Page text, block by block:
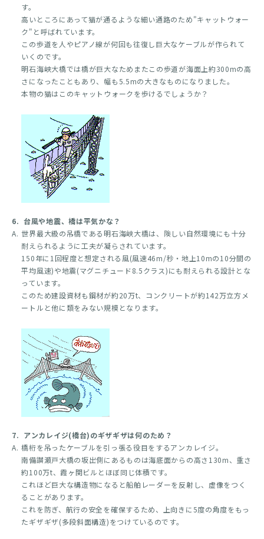
す。
高いところにあって猫が通るような細い通路のため"キャットウォー
ク"と呼ばれています。
この歩道を人やピアノ線が何回も往復し巨大なケーブルが作られて
いくのです。
明石海峡大橋では橋が巨大なためまたこの歩道が海面上約300mの高
さになったこともあり、幅も5.5mの大きなものになりました。
本物の猫はこのキャットウォークを歩けるでしょうか？
6. 台風や地震、橋は平気かな？
A. 世界最大級の吊橋である明石海峡大橋は、険しい自然環境にも十分
耐えられるように工夫が凝らされています。
150年に1回程度と想定される風(風速46m/秒・地上10mの10分間の
平均風速)や地震(マグニチュード8.5クラス)にも耐えられる設計とな
っています。
このため建設資材も鋼材が約20万t、コンクリートが約142万立方メ
ートルと他に類をみない規模となります。
7. アンカレイジ(橋台)のギザギザは何のため？
A. 橋桁を吊ったケーブルを引っ張る役目をするアンカレイジ。
南備讃瀬戸大橋の坂出側にあるものは海底面からの高さ130m、重さ
約100万t、霞ヶ関ビルとほぼ同じ体積です。
これほど巨大な構造物になると船舶レーダーを反射し、虚像をつく
ることがあります。
これを防ぎ、航行の安全を確保するため、上向きに5度の角度をもっ
たギザギザ(多段斜面構造)をつけているのです。